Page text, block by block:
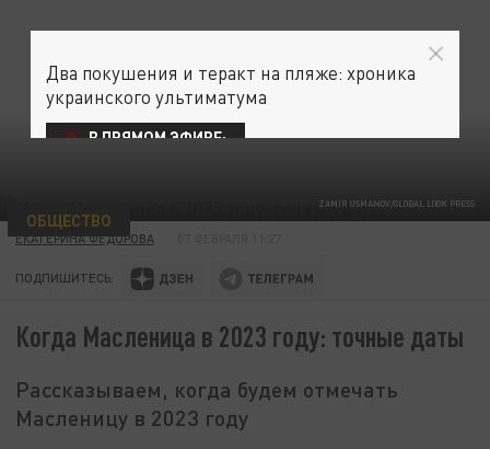
ZAMIR USMANOV/GLOBAL LOOK PRESS
ОБЩЕСТВО
ЕКАТЕРИНА ФЕДОРОВА
ПОДПИШИТЕСЬ:
Когда Масленица в 2023 году: точные даты
Рассказываем, когда будем отмечать
Масленицу в 2023 году
Два покушения и теракт на пляже: хроника
украинского ультиматума
В ПРЯМОМ ЭФИРЕ: